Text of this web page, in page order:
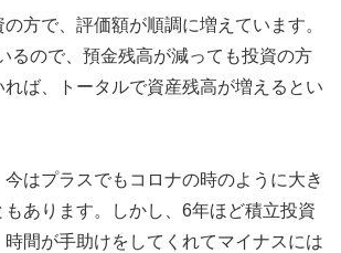
方で、評価額が順調に増えています。
るので、預金残高が減っても投資の方
ば、トータルで資産残高が増えるとい
はプラスでもコロナの時のように大き
もあります。しかし、6年ほど積立投資
時間が手助けをしてくれてマイナスには